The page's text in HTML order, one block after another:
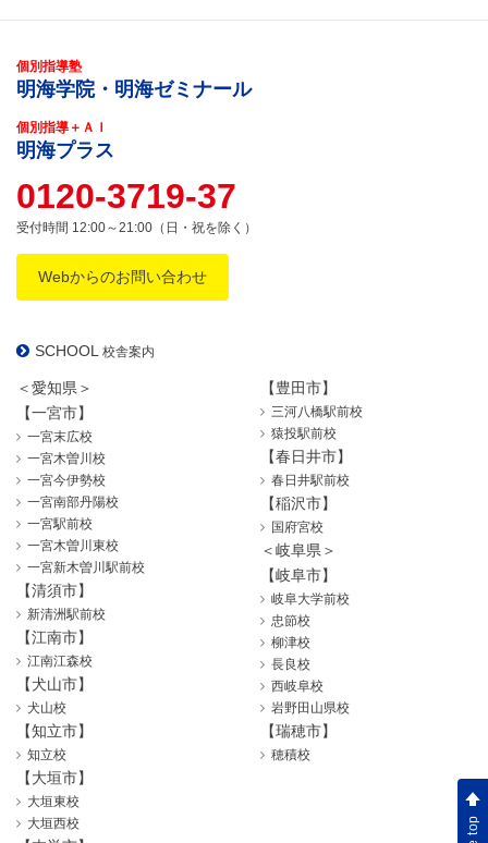
個別指導塾
明海学院・明海ゼミナール
個別指導＋ＡＩ
明海プラス
0120-3719-37
受付時間 12:00～21:00（日・祝を除く）
Webからのお問い合わせ
SCHOOL 校舎案内
＜愛知県＞
【一宮市】
一宮末広校
一宮木曽川校
一宮今伊勢校
一宮南部丹陽校
一宮駅前校
一宮木曽川東校
一宮新木曽川駅前校
【清須市】
新清洲駅前校
【江南市】
江南江森校
【犬山市】
犬山校
【知立市】
知立校
【豊田市】
三河八橋駅前校
猿投駅前校
【春日井市】
春日井駅前校
【稲沢市】
国府宮校
＜岐阜県＞
【岐阜市】
岐阜大学前校
忠節校
柳津校
長良校
西岐阜校
岩野田山県校
【瑞穂市】
穂積校
【大垣市】
大垣東校
大垣西校